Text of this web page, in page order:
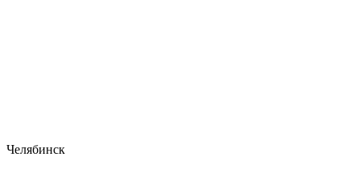
Челябинск